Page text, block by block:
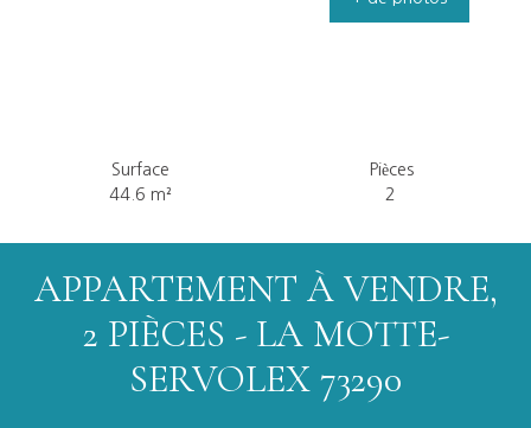
Surface
44.6 m²
Pièces
2
APPARTEMENT À VENDRE,
2 PIÈCES - LA MOTTE-
SERVOLEX 73290